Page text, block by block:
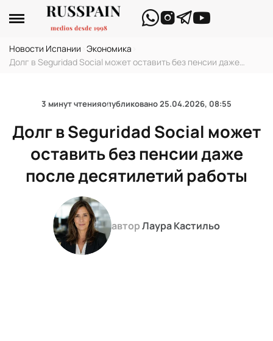
Новости Испании Экономика
Долг в Seguridad Social может оставить без пенсии даже
3 минут чтенияопубликовано25.04.2026, 08:55
Долг в Seguridad Social может
оставить без пенсии даже
после десятилетий работы
авторЛаура Кастильо